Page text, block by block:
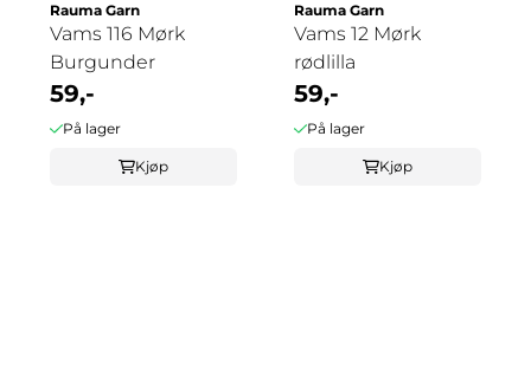
Rauma Garn
Vams 116 Mørk
Burgunder
59,-
På lager
Kjøp
Rauma Garn
Vams 12 Mørk
rødlilla
59,-
På lager
Kjøp